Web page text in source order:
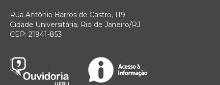
Rua Antônio Barros de Castro, 119
Cidade Universitária, Rio de Janeiro/RJ
CEP: 21941-853